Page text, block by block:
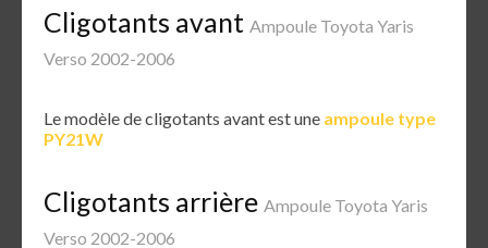
Cligotants avant Ampoule Toyota Yaris
Verso 2002-2006
Le modèle de cligotants avant est une ampoule type
PY21W
Cligotants arrière Ampoule Toyota Yaris
Verso 2002-2006